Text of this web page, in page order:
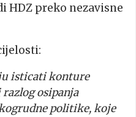
HDZ preko nezavisne
isticati konture
osipanja
politike, koje